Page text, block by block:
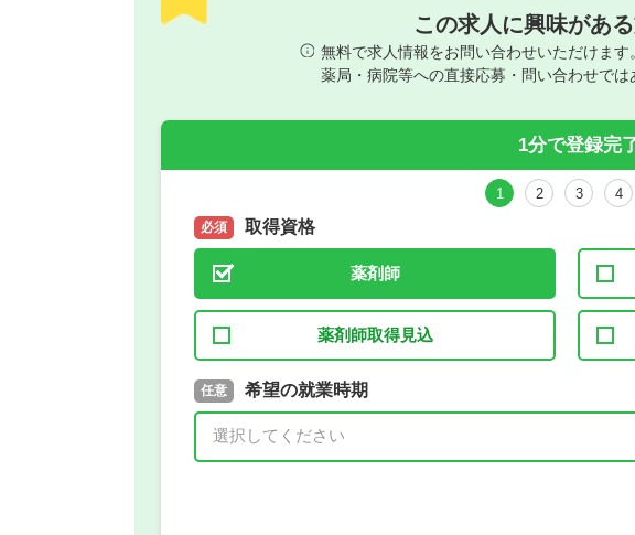
この求人に興味があ
無料で求人情報をお問い合わせいただけます。
薬局・病院等への直接応募・問い合わせでは
1分で登録完
1 2 3 4
必須 取得資格
薬剤師
薬剤師取得見込
必須 取得予定年
年 3月
任意 希望の就業時期